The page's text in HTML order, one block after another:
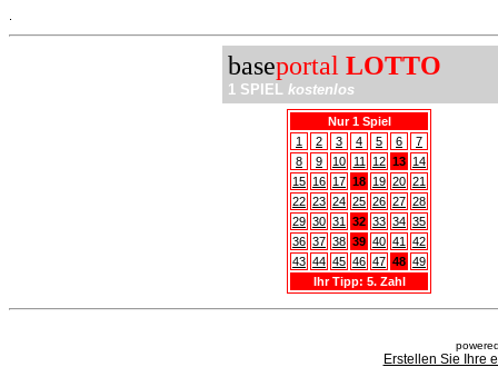
baseportal LOTTO
1 SPIEL kostenlos
Nur 1 Spiel
1
2 3 4 5 6
7
8
9 10 11 12 13 14
15 16 17 18 19 20 21
22 23 24 25 26 27 28
29 30 31 32 33 34 35
36 37 38 39 40 41
42
43 44 45 46 47 48 49
Ihr Tipp: 5. Zahl
Erstellen Sie Ihre